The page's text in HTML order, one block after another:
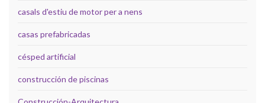
casals d'estiu de motor per a nens
casas prefabricadas
césped artificial
construcción de piscinas